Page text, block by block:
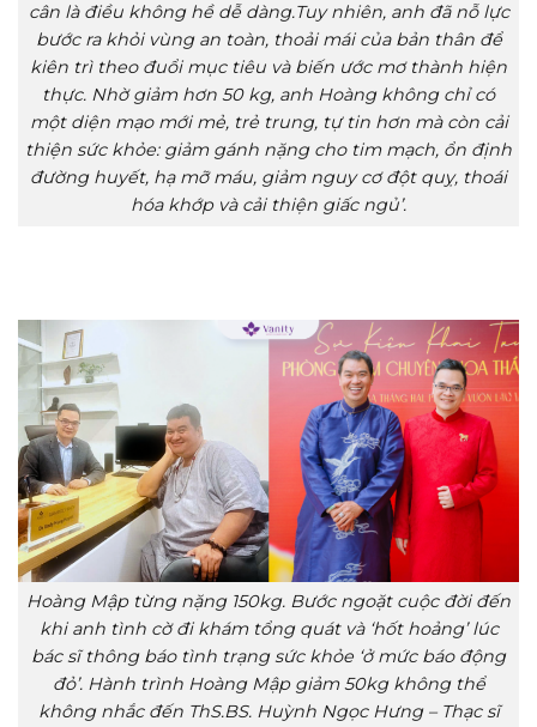
cân là điều không hề dễ dàng.Tuy nhiên, anh đã nỗ lực
bước ra khỏi vùng an toàn, thoải mái của bản thân để
kiên trì theo đuổi mục tiêu và biến ước mơ thành hiện
thực. Nhờ giảm hơn 50 kg, anh Hoàng không chỉ có
một diện mạo mới mẻ, trẻ trung, tự tin hơn mà còn cải
thiện sức khỏe: giảm gánh nặng cho tim mạch, ổn định
đường huyết, hạ mỡ máu, giảm nguy cơ đột quỵ, thoái
hóa khớp và cải thiện giấc ngủ’.
Hoàng Mập từng nặng 150kg. Bước ngoặt cuộc đời đến
khi anh tình cờ đi khám tổng quát và ‘hốt hoảng’ lúc
bác sĩ thông báo tình trạng sức khỏe ‘ở mức báo động
đỏ’. Hành trình Hoàng Mập giảm 50kg không thể
không nhắc đến ThS.BS. Huỳnh Ngọc Hưng – Thạc sĩ